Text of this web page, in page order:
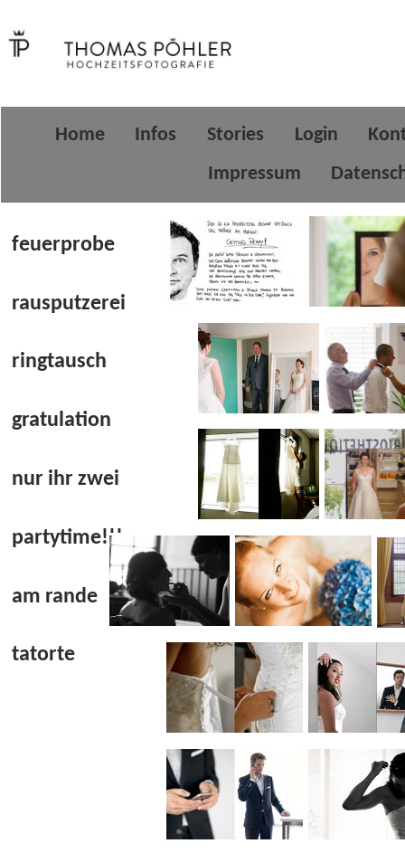
Home Infos Stories Login
Impressum
feuerprobe
rausputzerei
ringtausch
gratulation
nur ihr zwei
partytime!!!
am rande
tatorte